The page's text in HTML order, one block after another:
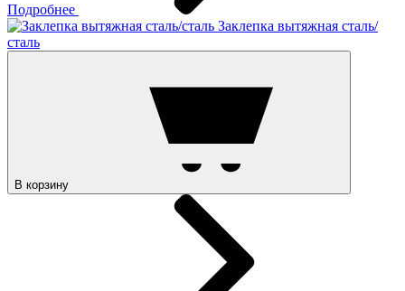
Подробнее
Заклепка вытяжная сталь/
сталь
В корзину